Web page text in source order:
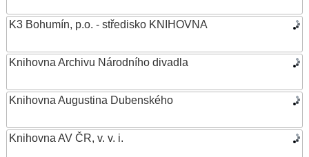
K3 Bohumín, p.o. - středisko KNIHOVNA
Knihovna Archivu Národního divadla
Knihovna Augustina Dubenského
Knihovna AV ČR, v. v. i.